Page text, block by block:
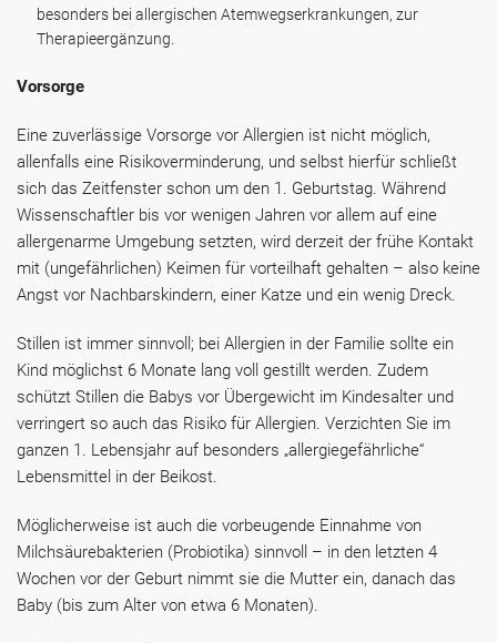
besonders bei allergischen Atemwegserkrankungen, zur
Therapieergänzung.
Vorsorge
Eine zuverlässige Vorsorge vor Allergien ist nicht möglich,
allenfalls eine Risikoverminderung, und selbst hierfür schließt
sich das Zeitfenster schon um den 1. Geburtstag. Während
Wissenschaftler bis vor wenigen Jahren vor allem auf eine
allergenarme Umgebung setzten, wird derzeit der frühe Kontakt
mit (ungefährlichen) Keimen für vorteilhaft gehalten – also keine
Angst vor Nachbarskindern, einer Katze und ein wenig Dreck.
Stillen ist immer sinnvoll; bei Allergien in der Familie sollte ein
Kind möglichst 6 Monate lang voll gestillt werden. Zudem
schützt Stillen die Babys vor Übergewicht im Kindesalter und
verringert so auch das Risiko für Allergien. Verzichten Sie im
ganzen 1. Lebensjahr auf besonders „allergiegefährliche“
Lebensmittel in der Beikost.
Möglicherweise ist auch die vorbeugende Einnahme von
Milchsäurebakterien (Probiotika) sinnvoll – in den letzten 4
Wochen vor der Geburt nimmt sie die Mutter ein, danach das
Baby (bis zum Alter von etwa 6 Monaten).